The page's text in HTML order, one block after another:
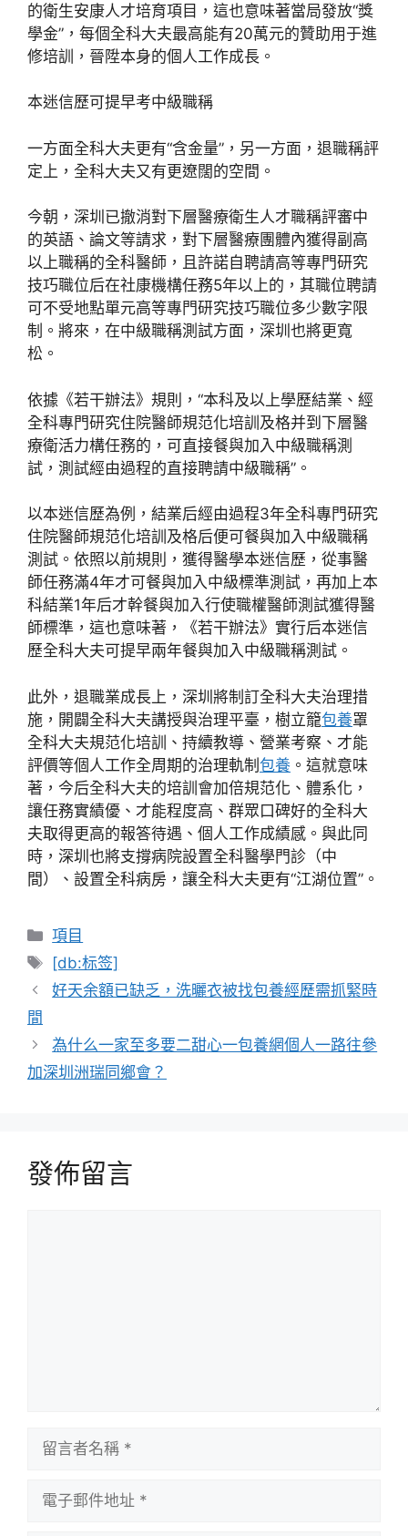
的衛生安康人才培育項目，這也意味著當局發放“獎
學金”，每個全科大夫最高能有20萬元的贊助用于進
修培訓，晉陞本身的個人工作成長。
本迷信歷可提早考中級職稱
一方面全科大夫更有“含金量”，另一方面，退職稱評
定上，全科大夫又有更遼闊的空間。
今朝，深圳已撤消對下層醫療衛生人才職稱評審中
的英語、論文等請求，對下層醫療團體內獲得副高
以上職稱的全科醫師，且許諾自聘請高等專門研究
技巧職位后在社康機構任務5年以上的，其職位聘請
可不受地點單元高等專門研究技巧職位多少數字限
制。將來，在中級職稱測試方面，深圳也將更寬
松。
依據《若干辦法》規則，“本科及以上學歷結業、經
全科專門研究住院醫師規范化培訓及格并到下層醫
療衛活力構任務的，可直接餐與加入中級職稱測
試，測試經由過程的直接聘請中級職稱”。
以本迷信歷為例，結業后經由過程3年全科專門研究
住院醫師規范化培訓及格后便可餐與加入中級職稱
測試。依照以前規則，獲得醫學本迷信歷，從事醫
師任務滿4年才可餐與加入中級標準測試，再加上本
科結業1年后才幹餐與加入行使職權醫師測試獲得醫
師標準，這也意味著，《若干辦法》實行后本迷信
歷全科大夫可提早兩年餐與加入中級職稱測試。
此外，退職業成長上，深圳將制訂全科大夫治理措
施，開闢全科大夫講授與治理平臺，樹立籠包養罩
全科大夫規范化培訓、持續教導、營業考察、才能
評價等個人工作全周期的治理軌制 包養 。這就意味
著，今后全科大夫的培訓會加倍規范化、體系化，
讓任務實績優、才能程度高、群眾口碑好的全科大
夫取得更高的報答待遇、個人工作成績感。與此同
時，深圳也將支撐病院設置全科醫學門診（中
間）、設置全科病房，讓全科大夫更有“江湖位置”。
分
類
項目
標
籤
[db:标签]
好天余額已缺乏，洗曬衣被找包養經歷需抓緊時
間
為什么一家至多要二甜心一包養網個人一路往參
加深圳洲瑞同鄉會？
發佈留言